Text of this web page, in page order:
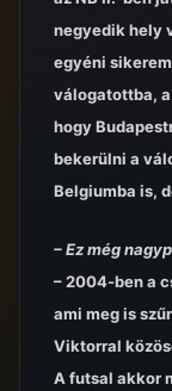
negyedik hely
egyéni
válogatottba,
hogy
bekerülni a
Belgiumba is,
– Ez még
– 2004-ben a
ami meg is
Viktorral
A futsal akkor